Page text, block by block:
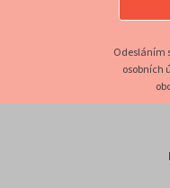
Odesláním
osobních